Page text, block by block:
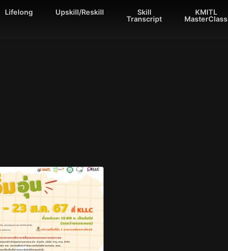
Lifelong Upskill/Reskill
Skill
Transcript
KMITL
MasterClass